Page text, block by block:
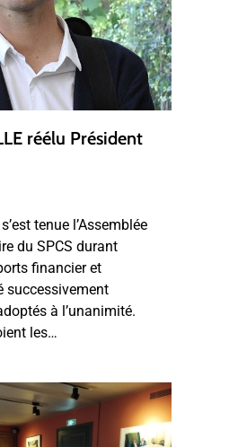
réélu Président
tenue l’Assemblée
du SPCS durant
financier et
successivement
à l’unanimité.
les…